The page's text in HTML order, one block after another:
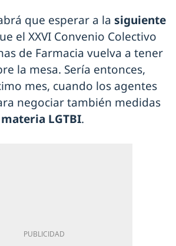
que esperar a la siguiente
el XXVI Convenio Colectivo
de Farmacia vuelva a tener
la mesa. Sería entonces,
mes, cuando los agentes
negociar también medidas
materia LGTBI.